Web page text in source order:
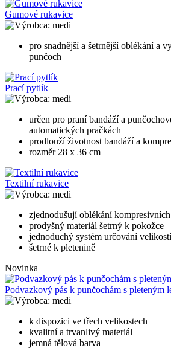
Gumové rukavice
medi
pro snadnější a šetrnější oblékání a
punčoch
Prací pytlík
medi
určen pro praní bandáží a
automatických pračkách
prodlouží životnost bandáží a
rozměr 28 x 36 cm
Textilní rukavice
medi
zjednodušují oblékání
prodyšný materiál šetrný k pokožce
jednoduchý systém určování velikostí
šetrné k pletenině
Novinka
Podvazkový pás k punčochám s pleteným
medi
k dispozici ve třech velikostech
kvalitní a trvanlivý materiál
jemná tělová barva